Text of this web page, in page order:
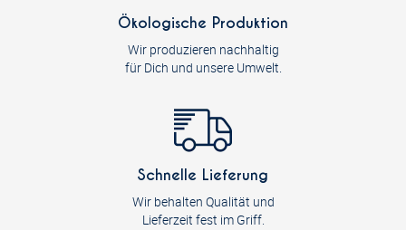
Ökologische Produktion
Wir produzieren nachhaltig
für Dich und unsere Umwelt.
Schnelle Lieferung
Wir behalten Qualität und
Lieferzeit fest im Griff.